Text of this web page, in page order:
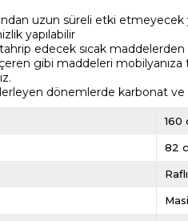
uzun süreli etki etmeyecek
yapılabilir
tahrip edecek sıcak
gibi maddeleri
dönemlerde karbonat ve
160
82
Raflı